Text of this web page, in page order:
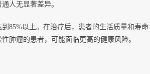
人无显著差异。
85%以上。在治疗后，患者的生活质量和寿命
肿瘤的患者，可能面临更高的健康风险。